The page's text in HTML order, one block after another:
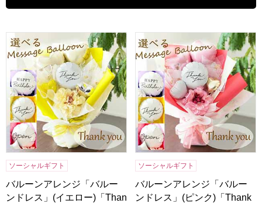
バルーンアレンジ「バルーンドレス」(イエロー)「Thank
ソーシャルギフト
バルーンアレンジ「バルー
ンドレス」(イエロー)「Than
バルーンアレンジ「バルー
ソーシャルギフト
バルーンアレンジ「バルー
ンドレス」(ピンク)「Thank